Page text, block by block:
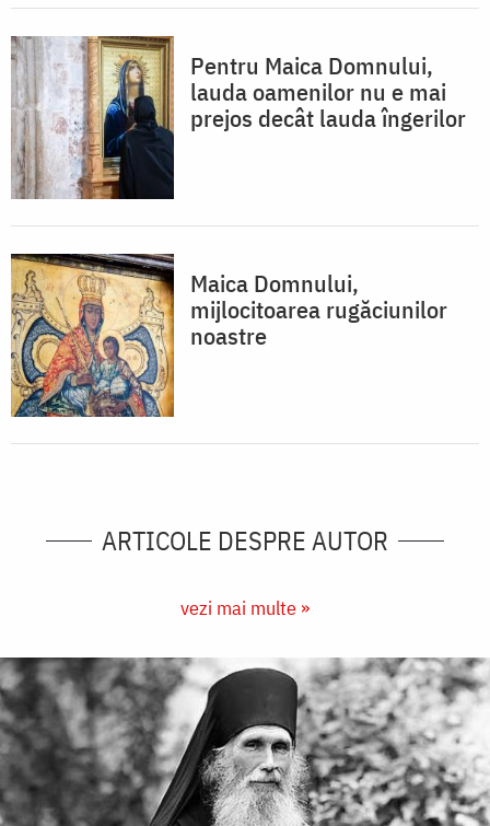
Pentru Maica Domnului,
lauda oamenilor nu e mai
prejos decât lauda îngerilor
Maica Domnului,
mijlocitoarea rugăciunilor
noastre
ARTICOLE DESPRE AUTOR
vezi mai multe »